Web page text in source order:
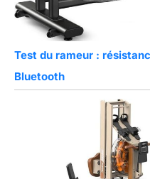
Test du rameur :
Bluetooth